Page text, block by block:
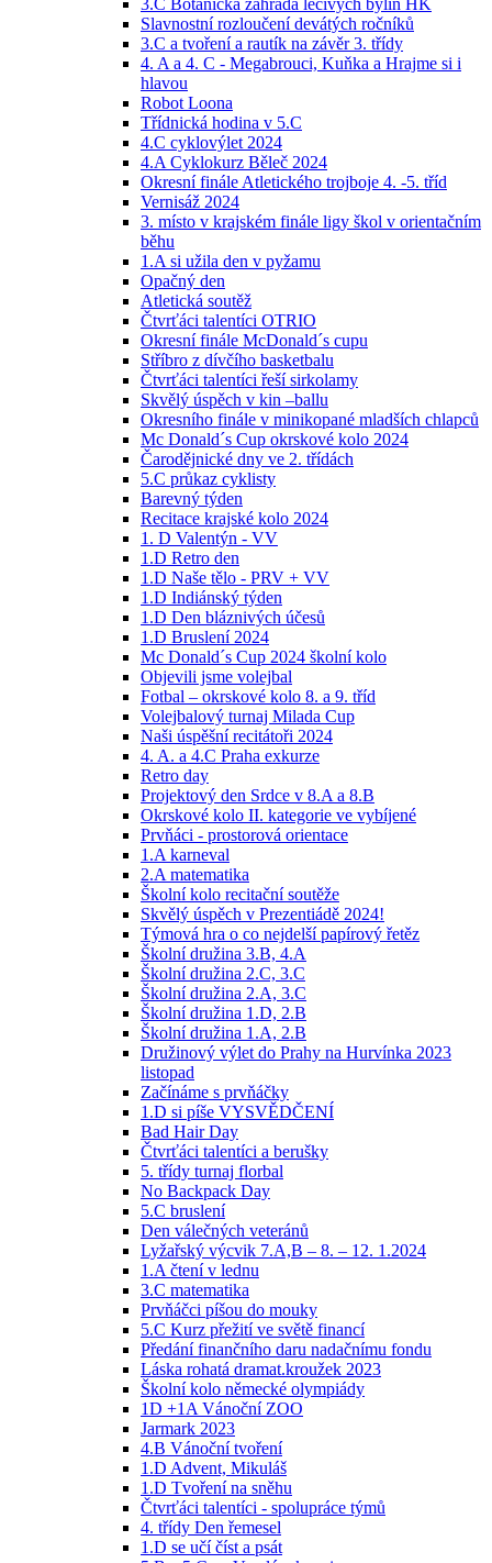
3.C Botanická zahrada léčivých bylin HK
Slavnostní rozloučení devátých ročníků
3.C a tvoření a rautík na závěr 3. třídy
4. A a 4. C - Megabrouci, Kuňka a Hrajme si i
hlavou
Robot Loona
Třídnická hodina v 5.C
4.C cyklovýlet 2024
4.A Cyklokurz Běleč 2024
Okresní finále Atletického trojboje 4. -5. tříd
Vernisáž 2024
3. místo v krajském finále ligy škol v orientačním
běhu
1.A si užila den v pyžamu
Opačný den
Atletická soutěž
Čtvrťáci talentíci OTRIO
Okresní finále McDonald´s cupu
Stříbro z dívčího basketbalu
Čtvrťáci talentíci řeší sirkolamy
Skvělý úspěch v kin –ballu
Okresního finále v minikopané mladších chlapců
Mc Donald´s Cup okrskové kolo 2024
Čarodějnické dny ve 2. třídách
5.C průkaz cyklisty
Barevný týden
Recitace krajské kolo 2024
1. D Valentýn - VV
1.D Retro den
1.D Naše tělo - PRV + VV
1.D Indiánský týden
1.D Den bláznivých účesů
1.D Bruslení 2024
Mc Donald´s Cup 2024 školní kolo
Objevili jsme volejbal
Fotbal – okrskové kolo 8. a 9. tříd
Volejbalový turnaj Milada Cup
Naši úspěšní recitátoři 2024
4. A. a 4.C Praha exkurze
Retro day
Projektový den Srdce v 8.A a 8.B
Okrskové kolo II. kategorie ve vybíjené
Prvňáci - prostorová orientace
1.A karneval
2.A matematika
Školní kolo recitační soutěže
Skvělý úspěch v Prezentiádě 2024!
Týmová hra o co nejdelší papírový řetěz
Školní družina 3.B, 4.A
Školní družina 2.C, 3.C
Školní družina 2.A, 3.C
Školní družina 1.D, 2.B
Školní družina 1.A, 2.B
Družinový výlet do Prahy na Hurvínka 2023
listopad
Začínáme s prvňáčky
1.D si píše VYSVĚDČENÍ
Bad Hair Day
Čtvrťáci talentíci a berušky
5. třídy turnaj florbal
No Backpack Day
5.C bruslení
Den válečných veteránů
Lyžařský výcvik 7.A,B – 8. – 12. 1.2024
1.A čtení v lednu
3.C matematika
Prvňáčci píšou do mouky
5.C Kurz přežití ve světě financí
Předání finančního daru nadačnímu fondu
Láska rohatá dramat.kroužek 2023
Školní kolo německé olympiády
1D +1A Vánoční ZOO
Jarmark 2023
4.B Vánoční tvoření
1.D Advent, Mikuláš
1.D Tvoření na sněhu
Čtvrťáci talentíci - spolupráce týmů
4. třídy Den řemesel
1.D se učí číst a psát